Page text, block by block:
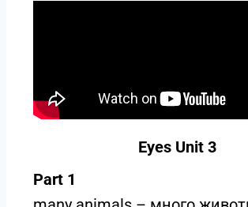
Eyes Unit 3
Part 1